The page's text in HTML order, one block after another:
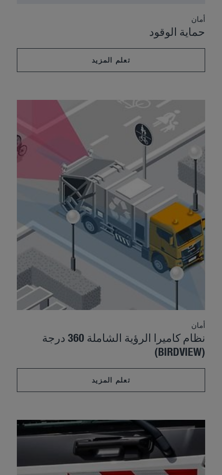
أمان
حماية الوقود
تعلم المزيد
أمان
نظام كاميرا الرؤية الشاملة 360 درجة
(BIRDVIEW)
تعلم المزيد